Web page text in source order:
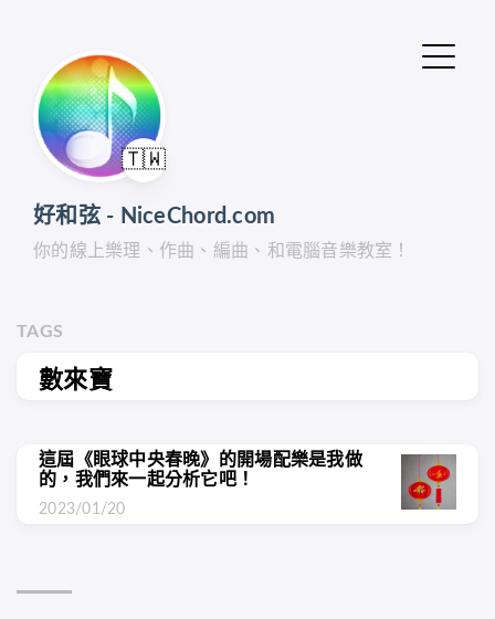
🇹🇼
好和弦 - NiceChord.com
你的線上樂理、作曲、編曲、和電腦音樂教室！
TAGS
數來寶
這屆《眼球中央春晚》的開場配樂是我做
的，我們來一起分析它吧！
2023/01/20